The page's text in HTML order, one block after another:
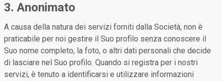
3. Anonimato
A causa della natura dei servizi forniti dalla Società, non è
praticabile per noi gestire il Suo profilo senza conoscere il
Suo nome completo, la foto, o altri dati personali che decide
di lasciare nel Suo profilo. Quando si registra per i nostri
servizi, è tenuto a identificarsi e utilizzare informazioni